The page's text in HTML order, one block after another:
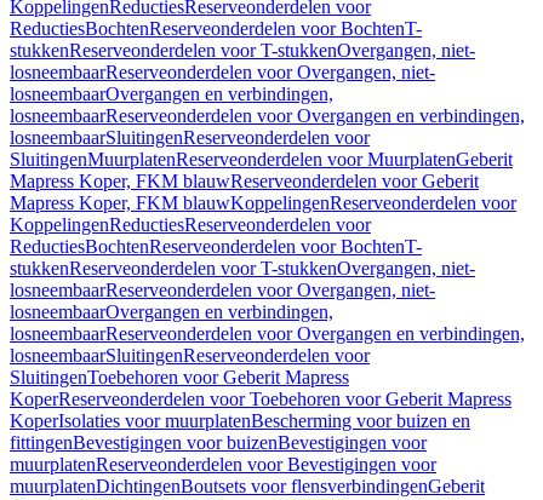
KoppelingenReductiesReserveonderdelen voor
ReductiesBochtenReserveonderdelen voor BochtenT-
stukkenReserveonderdelen voor T-stukkenOvergangen, niet-
losneembaarReserveonderdelen voor Overgangen, niet-
losneembaarOvergangen en verbindingen,
losneembaarReserveonderdelen voor Overgangen en verbindingen,
losneembaarSluitingenReserveonderdelen voor
SluitingenMuurplatenReserveonderdelen voor MuurplatenGeberit
Mapress Koper, FKM blauwReserveonderdelen voor Geberit
Mapress Koper, FKM blauwKoppelingenReserveonderdelen voor
KoppelingenReductiesReserveonderdelen voor
ReductiesBochtenReserveonderdelen voor BochtenT-
stukkenReserveonderdelen voor T-stukkenOvergangen, niet-
losneembaarReserveonderdelen voor Overgangen, niet-
losneembaarOvergangen en verbindingen,
losneembaarReserveonderdelen voor Overgangen en verbindingen,
losneembaarSluitingenReserveonderdelen voor
SluitingenToebehoren voor Geberit Mapress
KoperReserveonderdelen voor Toebehoren voor Geberit Mapress
KoperIsolaties voor muurplatenBescherming voor buizen en
fittingenBevestigingen voor buizenBevestigingen voor
muurplatenReserveonderdelen voor Bevestigingen voor
muurplatenDichtingenBoutsets voor flensverbindingenGeberit